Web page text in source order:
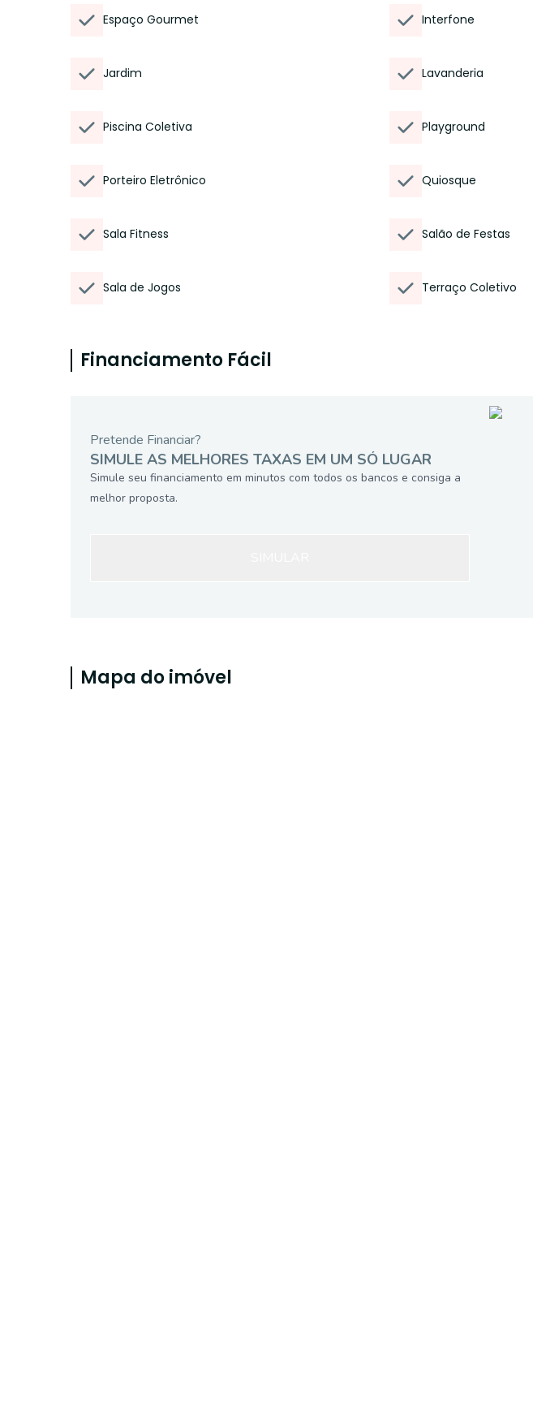
Espaço Gourmet Interfone
Jardim Lavanderia
Piscina Coletiva Playground
Porteiro Eletrônico Quiosque
Sala Fitness Salão de Festas
Sala de Jogos Terraço Coletivo
Financiamento Fácil
Pretende Financiar?
SIMULE AS MELHORES TAXAS EM UM SÓ LUGAR
Simule seu financiamento em minutos com todos os bancos e consiga a
melhor proposta.
Mapa do imóvel